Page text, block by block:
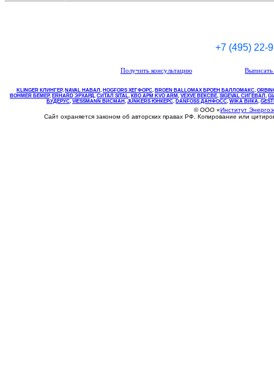
+7 (495) 22-
Получить консультацию
KLINGER КЛИНГЕР, NAVAL НАВАЛ , НOGFORS ХЕГФОРС, BROEN BALLOMAX БРОЕН БАЛЛОМАКС,
BOHMER БЕМЕР, ERHARD ЭРХАРД, СИТАЛ SITAL, КВО АРМ KVO ARM, VEXVE ВЕКСВЕ, SIGEVAL СИГЕВАЛ ,
БУДЕРУС, VIESSMANN ВИСМАН , JUNKERS ЮНКЕРС. DANFOSS ДАНФОСС, WIKA ВИКА,
© ООО «Институт
Сайт охраняется законом об авторских правах РФ. Копирование или